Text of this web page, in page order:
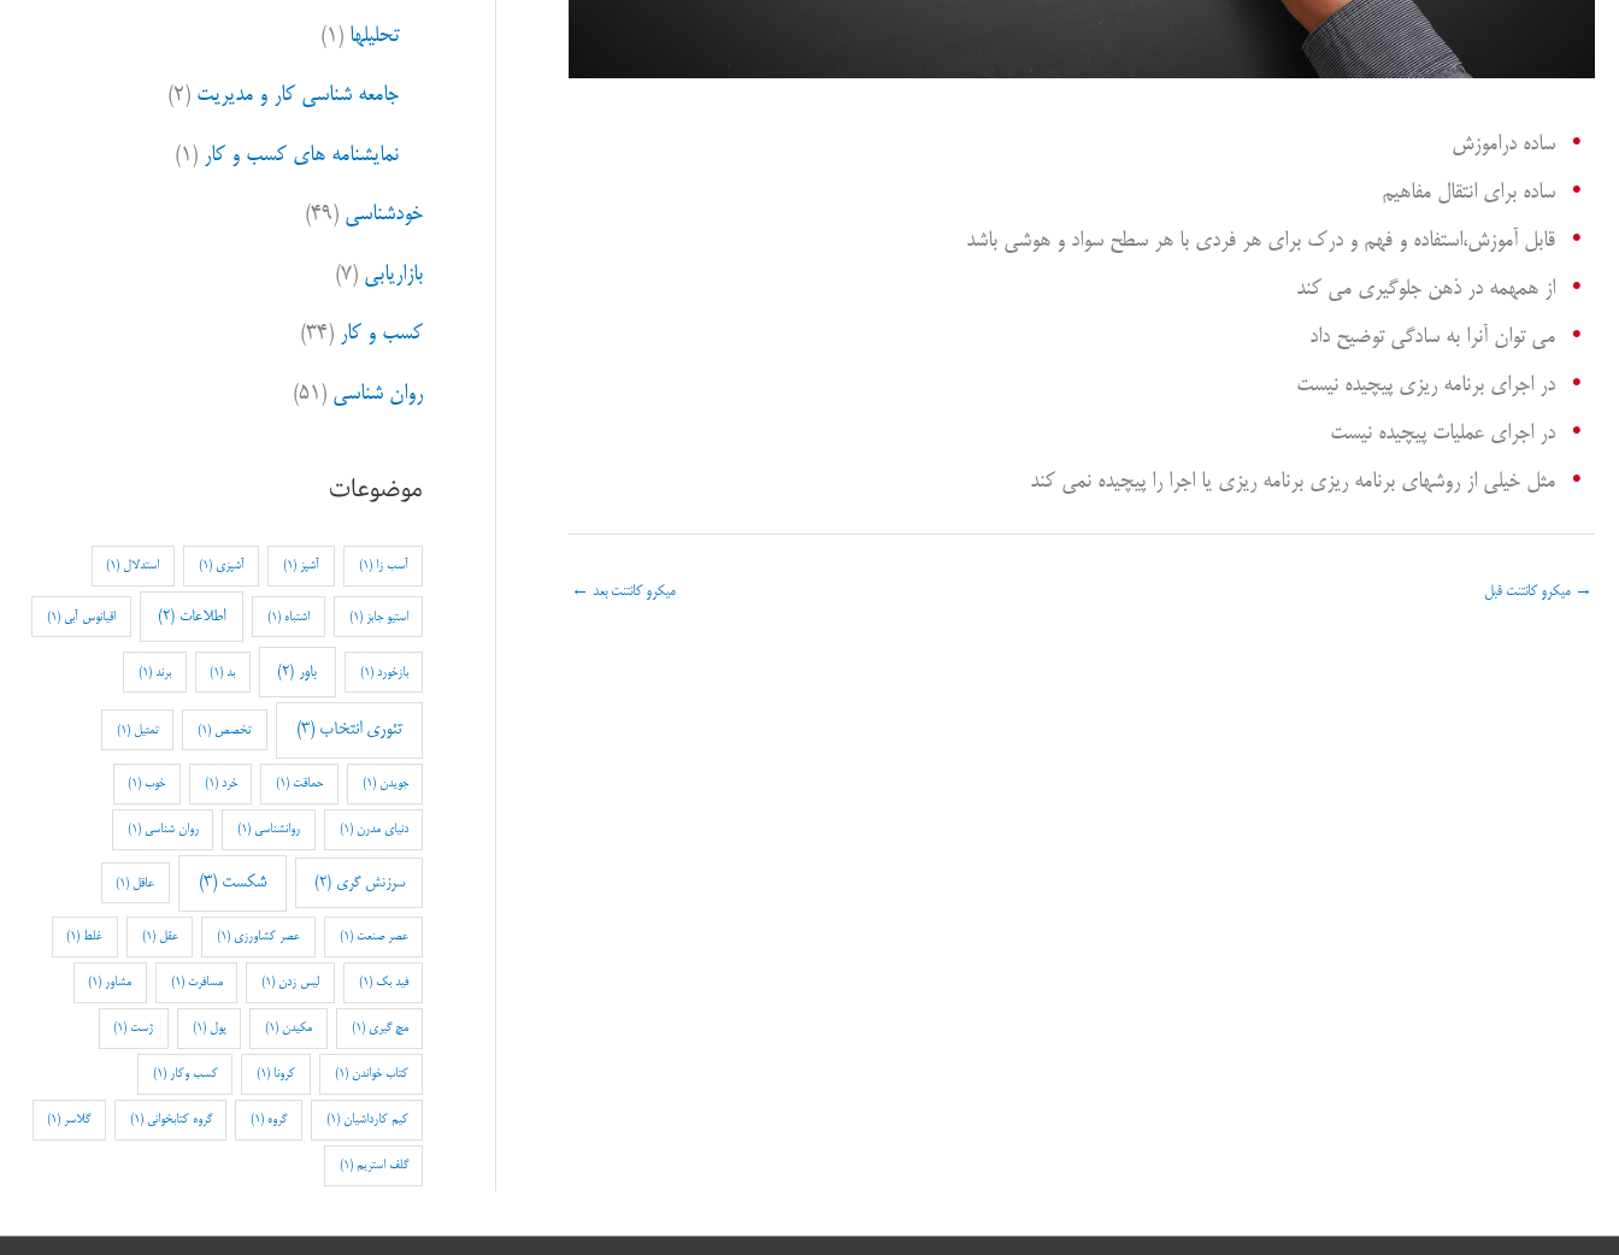
ساده دراموزش
ساده برای انتقال مفاهیم
قابل آموزش،استفاده و فهم و درک برای هر فردی با هر سطح سواد و هوشی باشد
از همهمه در ذهن جلوگیری می کند
می توان آنرا به سادگی توضیح داد
در اجرای برنامه ریزی پیچیده نیست
در اجرای عملیات پیچیده نیست
مثل خیلی از روشهای برنامه ریزی برنامه ریزی یا اجرا را پیچیده نمی کند
→ میکرو کانتنت قبل میکرو کانتنت بعد ←
تحلیلها (۱)
جامعه شناسی کار و مدیریت (۲)
نمایشنامه های کسب و کار (۱)
خودشناسی (۴۹)
بازاریابی (۷)
کسب و کار (۳۴)
روان شناسی (۵۱)
موضوعات
آسب زا (1) آشپز (1) آشپزی (1) استدلال (1)
استیو جابز (1) اشتباه (1) اطلاعات (2) اقیانوس آبی (1)
بازخورد (1) باور (2) بد(1) برند (1)
تئوری انتخاب (3) تخصص (1) تمثیل (1)
جویدن (1) حماقت(1) خرد (1) خوب(1)
دنیای مدرن (1) روانشناسی (1) روان شناسی (1)
سرزنش گری (2) شکست (3) عاقل (1)
عصر صنعت (1) عصر کشاورزی(1) عقل (1) غلط (1)
فید بک (1) لیس زدن (1) مسافرت (1) مشاور (1)
مچ گیری (1) مکیدن (1) پول (1) ژست(1)
کتاب خواندن (1) کرونا (1) کسب وکار (1)
کیم کارداشیان (1) گروه (1) گروه کتابخوانی (1) گلاسر (1)
گلف استریم (1)